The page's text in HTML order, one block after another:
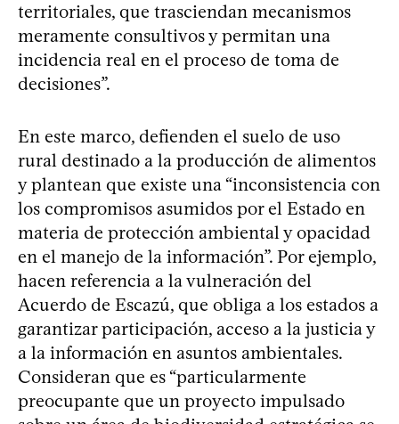
territoriales, que trasciendan mecanismos
meramente consultivos y permitan una
incidencia real en el proceso de toma de
decisiones”.
En este marco, defienden el suelo de uso
rural destinado a la producción de alimentos
y plantean que existe una “inconsistencia con
los compromisos asumidos por el Estado en
materia de protección ambiental y opacidad
en el manejo de la información”. Por ejemplo,
hacen referencia a la vulneración del
Acuerdo de Escazú, que obliga a los estados a
garantizar participación, acceso a la justicia y
a la información en asuntos ambientales.
Consideran que es “particularmente
preocupante que un proyecto impulsado